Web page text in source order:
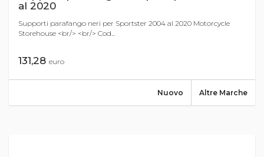
al 2020
Supporti parafango neri per Sportster 2004 al 2020 Motorcycle
Storehouse <br/> <br/> Cod...
131,28 euro
Altre Marche
Nuovo